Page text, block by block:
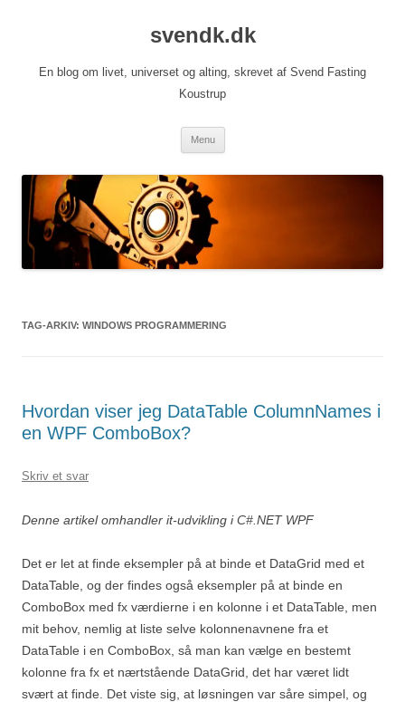
svendk.dk
En blog om livet, universet og alting, skrevet af Svend Fasting
Koustrup
Menu
TAG-ARKIV: WINDOWS PROGRAMMERING
Hvordan viser jeg DataTable ColumnNames i
en WPF ComboBox?
Skriv et svar
Denne artikel omhandler it-udvikling i C#.NET WPF
Det er let at finde eksempler på at binde et DataGrid med et
DataTable, og der findes også eksempler på at binde en
ComboBox med fx værdierne i en kolonne i et DataTable, men
mit behov, nemlig at liste selve kolonnenavnene fra et
DataTable i en ComboBox, så man kan vælge en bestemt
kolonne fra fx et nærtstående DataGrid, det har været lidt
svært at finde. Det viste sig, at løsningen var såre simpel, og